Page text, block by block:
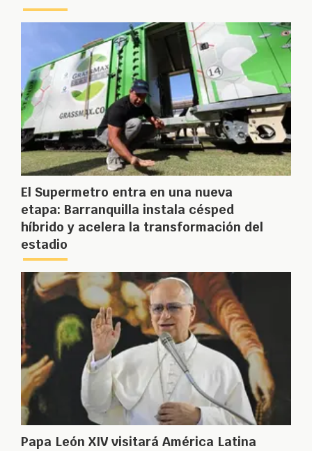
El Supermetro entra en una nueva
etapa: Barranquilla instala césped
híbrido y acelera la transformación del
estadio
Papa León XIV visitará América Latina